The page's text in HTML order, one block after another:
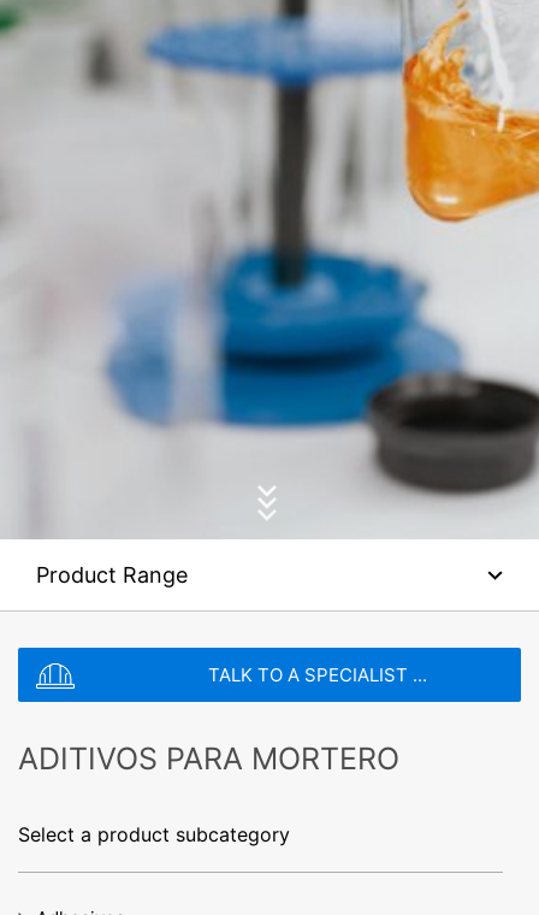
Aditivos para mortero
Product Range
Challenges & Applications
TALK TO A SPECIALIST ...
ADITIVOS PARA MORTERO
Select a product subcategory
Total file size:MB /MB
Privacy Policy